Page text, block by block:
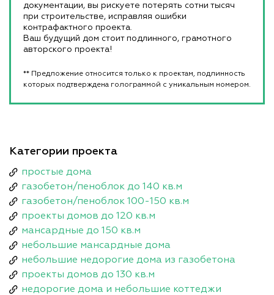
документации, вы рискуете потерять сотни тысяч
при строительстве, исправляя ошибки
контрафактного проекта.
Ваш будущий дом стоит подлинного, грамотного
авторского проекта!
** Предложение относится только к проектам, подлинность
которых подтверждена голограммой с уникальным номером.
Категории проекта
простые дома
газобетон/пеноблок до 140 кв.м
газобетон/пеноблок 100-150 кв.м
проекты домов до 120 кв.м
мансардные до 150 кв.м
небольшие мансардные дома
небольшие недорогие дома из газобетона
проекты домов до 130 кв.м
недорогие дома и небольшие коттеджи